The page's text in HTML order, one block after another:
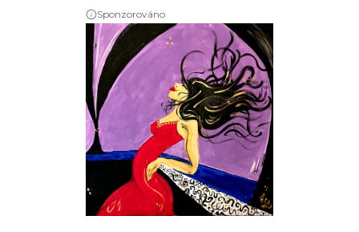
Sponzorováno